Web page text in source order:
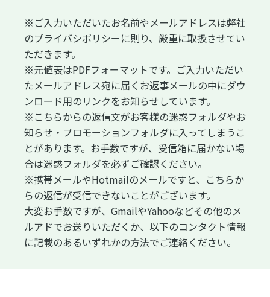
※ご入力いただいたお名前やメールアドレスは弊社
のプライバシポリシーに則り、厳重に取扱させてい
ただきます。
※元値表はPDFフォーマットです。ご入力いただい
たメールアドレス宛に届くお返事メールの中にダウ
ンロード用のリンクをお知らせしています。
※こちらからの返信文がお客様の迷惑フォルダやお
知らせ・プロモーションフォルダに入ってしまうこ
とがあります。お手数ですが、受信箱に届かない場
合は迷惑フォルダを必ずご確認ください。
※携帯メールやHotmailのメールですと、こちらか
らの返信が受信できないことがございます。
大変お手数ですが、GmailやYahooなどその他のメ
ルアドでお送りいただくか、以下のコンタクト情報
に記載のあるいずれかの方法でご連絡ください。